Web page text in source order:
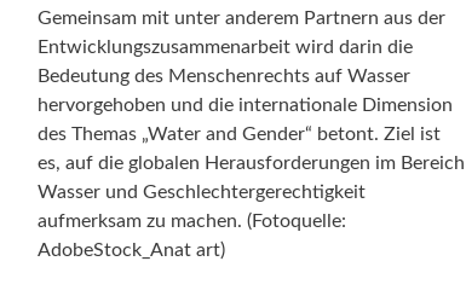
Gemeinsam mit unter anderem Partnern aus der
Entwicklungszusammenarbeit wird darin die
Bedeutung des Menschenrechts auf Wasser
hervorgehoben und die internationale Dimension
des Themas „Water and Gender“ betont. Ziel ist
es, auf die globalen Herausforderungen im Bereich
Wasser und Geschlechtergerechtigkeit
aufmerksam zu machen. (Fotoquelle:
AdobeStock_Anat art)